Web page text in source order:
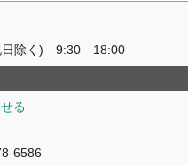
日除く) 9:30―18:00
る
6586